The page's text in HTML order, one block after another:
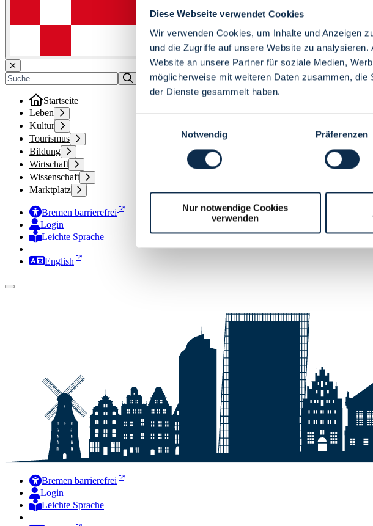
Diese Webseite verwendet Cookies
Wir verwenden Cookies, um Inhalte und Anzeigen
und die Zugriffe auf unsere Website zu
Website an unsere Partner für soziale Medien,
möglicherweise mit weiteren Daten zusammen,
der Dienste gesammelt haben.
Notwendig
Präferenzen
Nur notwendige Cookies
verwenden
Startseite
Leben
Kultur
Tourismus
Bildung
Wirtschaft
Wissenschaft
Marktplatz
Bremen barrierefrei
Login
Leichte Sprache
Zur Deutschen Gebärdensprache
English
Bremen barrierefrei
Login
Leichte Sprache